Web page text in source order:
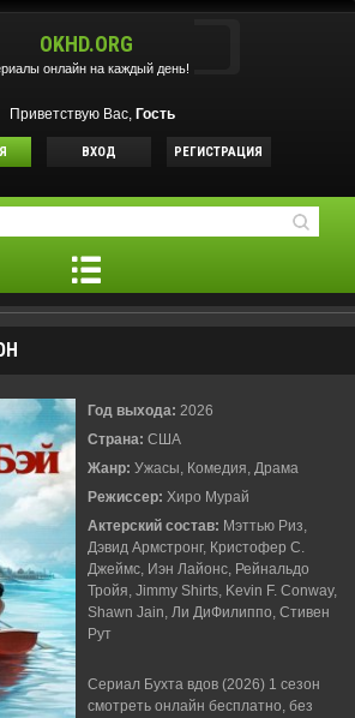
OKHD.ORG
онлайн на каждый день!
Приветствую Вас, Гость
ВХОД РЕГИСТРАЦИЯ
Год выхода: 2026
Страна: США
Жанр: Ужасы, Комедия, Драма
Режиссер: Хиро Мурай
Актерский состав: Мэттью Риз,
Дэвид Армстронг, Кристофер С.
Джеймс, Иэн Лайонс, Рейнальдо
Тройя, Jimmy Shirts, Kevin F. Conway,
Shawn Jain, Ли ДиФилиппо, Стивен
Рут
Сериал Бухта вдов (2026) 1 сезон
смотреть онлайн бесплатно, без